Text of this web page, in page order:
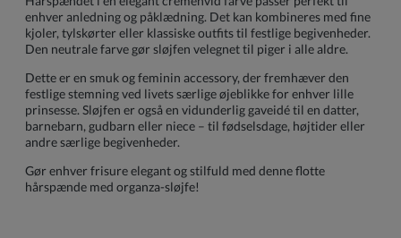
enhver anledning og påklædning. Det kan kombineres med fine
kjoler, tylskørter eller klassiske outfits til festlige begivenheder.
Den neutrale farve gør sløjfen velegnet til piger i alle aldre.
Dette er en smuk og feminin accessory, der fremhæver den
festlige stemning ved livets særlige øjeblikke for enhver lille
prinsesse. Sløjfen er også en vidunderlig gaveidé til en datter,
barnebarn, gudbarn eller niece – til fødselsdage, højtider eller
andre særlige begivenheder.
Gør enhver frisure elegant og stilfuld med denne flotte
hårspænde med organza-sløjfe!